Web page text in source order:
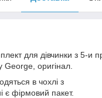
для дівчинки з 5-и
George, оригінал.
в чохлі з
є фірмовий пакет.